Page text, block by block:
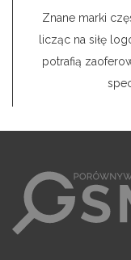
Znane marki
licząc na siłę
potrafią